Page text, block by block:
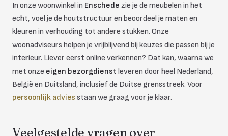
In onze woonwinkel in Enschede zie je de meubelen in het
echt, voel je de houtstructuur en beoordeel je maten en
kleuren in verhouding tot andere stukken. Onze
woonadviseurs helpen je vrijblijvend bij keuzes die passen bij je
interieur. Liever eerst online verkennen? Dat kan, waarna we
met onze eigen bezorgdienst leveren door heel Nederland,
België en Duitsland, inclusief de Duitse grensstreek. Voor
persoonlijk advies staan we graag voor je klaar.
Veelgestelde vragen over